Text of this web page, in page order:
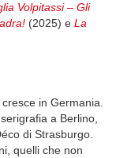
Volpitassi – Gli
(2025) e La
in Germania.
a Berlino,
di Strasburgo.
quelli che non